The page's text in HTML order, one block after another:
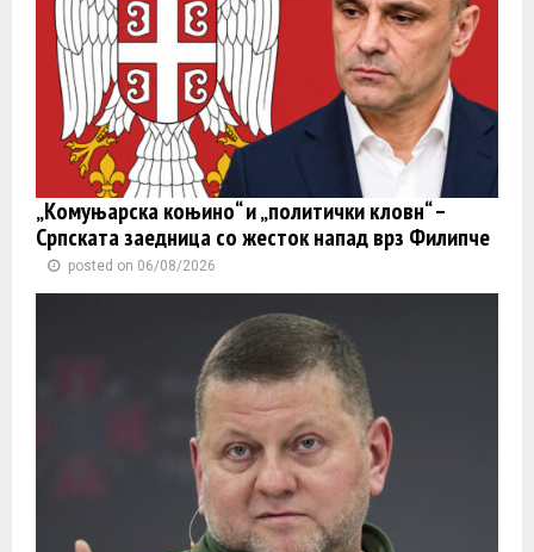
„Комуњарска коњино“ и „политички кловн“ –
Српската заедница со жесток напад врз Филипче
posted on 06/08/2026